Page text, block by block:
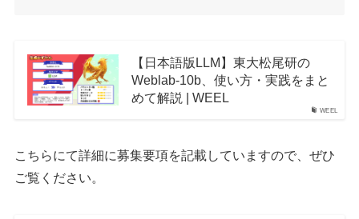
WEEL
【日本語版LLM】東大松尾研の
Weblab-10b、使い方・実践をまと
めて解説 | WEEL
こちらにて詳細に募集要項を記載していますので、ぜひ
ご覧ください。